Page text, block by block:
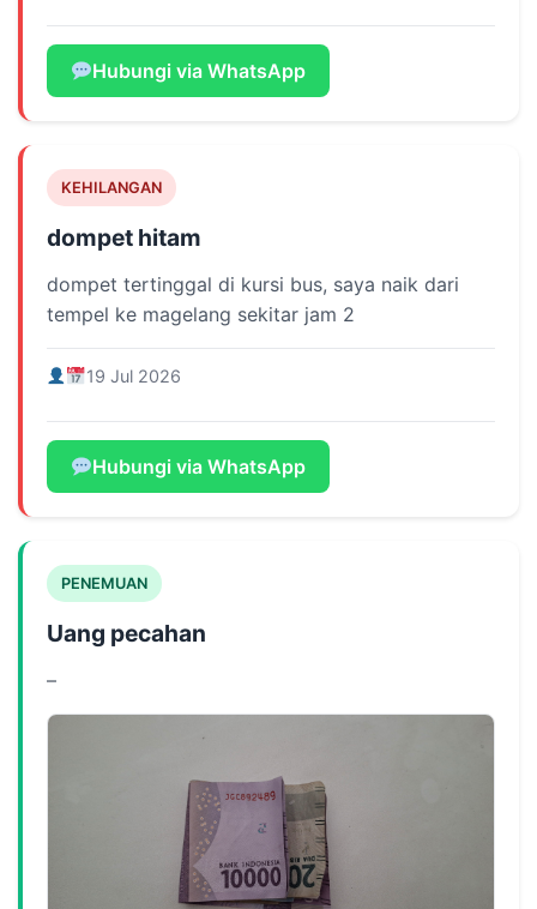
Hubungi via WhatsApp
KEHILANGAN
dompet hitam
dompet tertinggal di kursi bus, saya naik dari
tempel ke magelang sekitar jam 2
19 Jul 2026
Hubungi via WhatsApp
PENEMUAN
Uang pecahan
–